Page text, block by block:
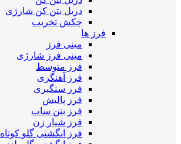
دریل بتن کن شارژی
چکش تخریب
فرز ها
مینی فرز
مینی فرز شارژی
فرز متوسط
فرز آهنگری
فرز سنگبری
فرز پالیش
فرز بتن ساب
فرز شیار زن
فرز انگشتی گلو کوتاه